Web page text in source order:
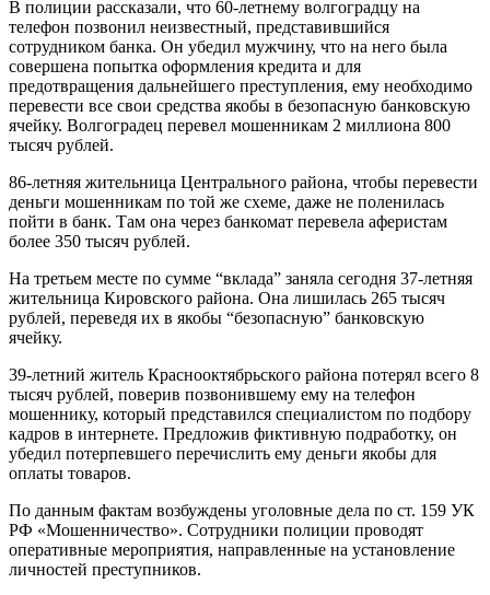
В полиции рассказали, что 60-летнему волгоградцу на
телефон позвонил неизвестный, представившийся
сотрудником банка. Он убедил мужчину, что на него была
совершена попытка оформления кредита и для
предотвращения дальнейшего преступления, ему необходимо
перевести все свои средства якобы в безопасную банковскую
ячейку. Волгоградец перевел мошенникам 2 миллиона 800
тысяч рублей.
86-летняя жительница Центрального района, чтобы перевести
деньги мошенникам по той же схеме, даже не поленилась
пойти в банк. Там она через банкомат перевела аферистам
более 350 тысяч рублей.
На третьем месте по сумме “вклада” заняла сегодня 37-летняя
жительница Кировского района. Она лишилась 265 тысяч
рублей, переведя их в якобы “безопасную” банковскую
ячейку.
39-летний житель Краснооктябрьского района потерял всего 8
тысяч рублей, поверив позвонившему ему на телефон
мошеннику, который представился специалистом по подбору
кадров в интернете. Предложив фиктивную подработку, он
убедил потерпевшего перечислить ему деньги якобы для
оплаты товаров.
По данным фактам возбуждены уголовные дела по ст. 159 УК
РФ «Мошенничество». Сотрудники полиции проводят
оперативные мероприятия, направленные на установление
личностей преступников.